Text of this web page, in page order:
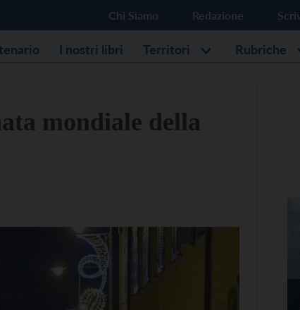
Chi Siamo Redazione
I nostri libri Territori Rubriche
mondiale della